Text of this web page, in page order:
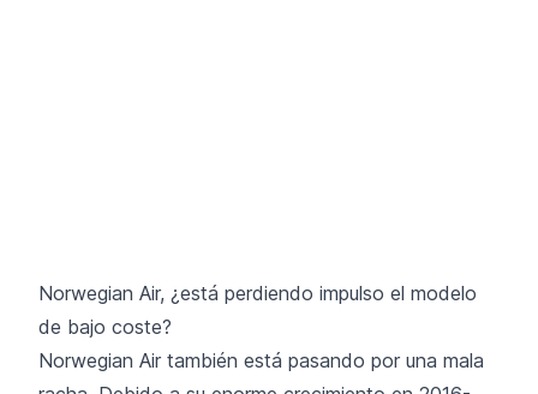
Norwegian Air, ¿está perdiendo impulso el modelo
de bajo coste?
Norwegian Air también está pasando por una mala